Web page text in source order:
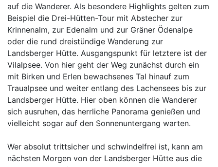
auf die Wanderer. Als besondere Highlights gelten zum
Beispiel die Drei-Hütten-Tour mit Abstecher zur
Krinnenalm, zur Edenalm und zur Gräner Ödenalpe
oder die rund dreistündige Wanderung zur
Landsberger Hütte. Ausgangspunkt für letztere ist der
Vilalpsee. Von hier geht der Weg zunächst durch ein
mit Birken und Erlen bewachsenes Tal hinauf zum
Traualpsee und weiter entlang des Lachensees bis zur
Landsberger Hütte. Hier oben können die Wanderer
sich ausruhen, das herrliche Panorama genießen und
vielleicht sogar auf den Sonnenuntergang warten.
Wer absolut trittsicher und schwindelfrei ist, kann am
nächsten Morgen von der Landsberger Hütte aus die